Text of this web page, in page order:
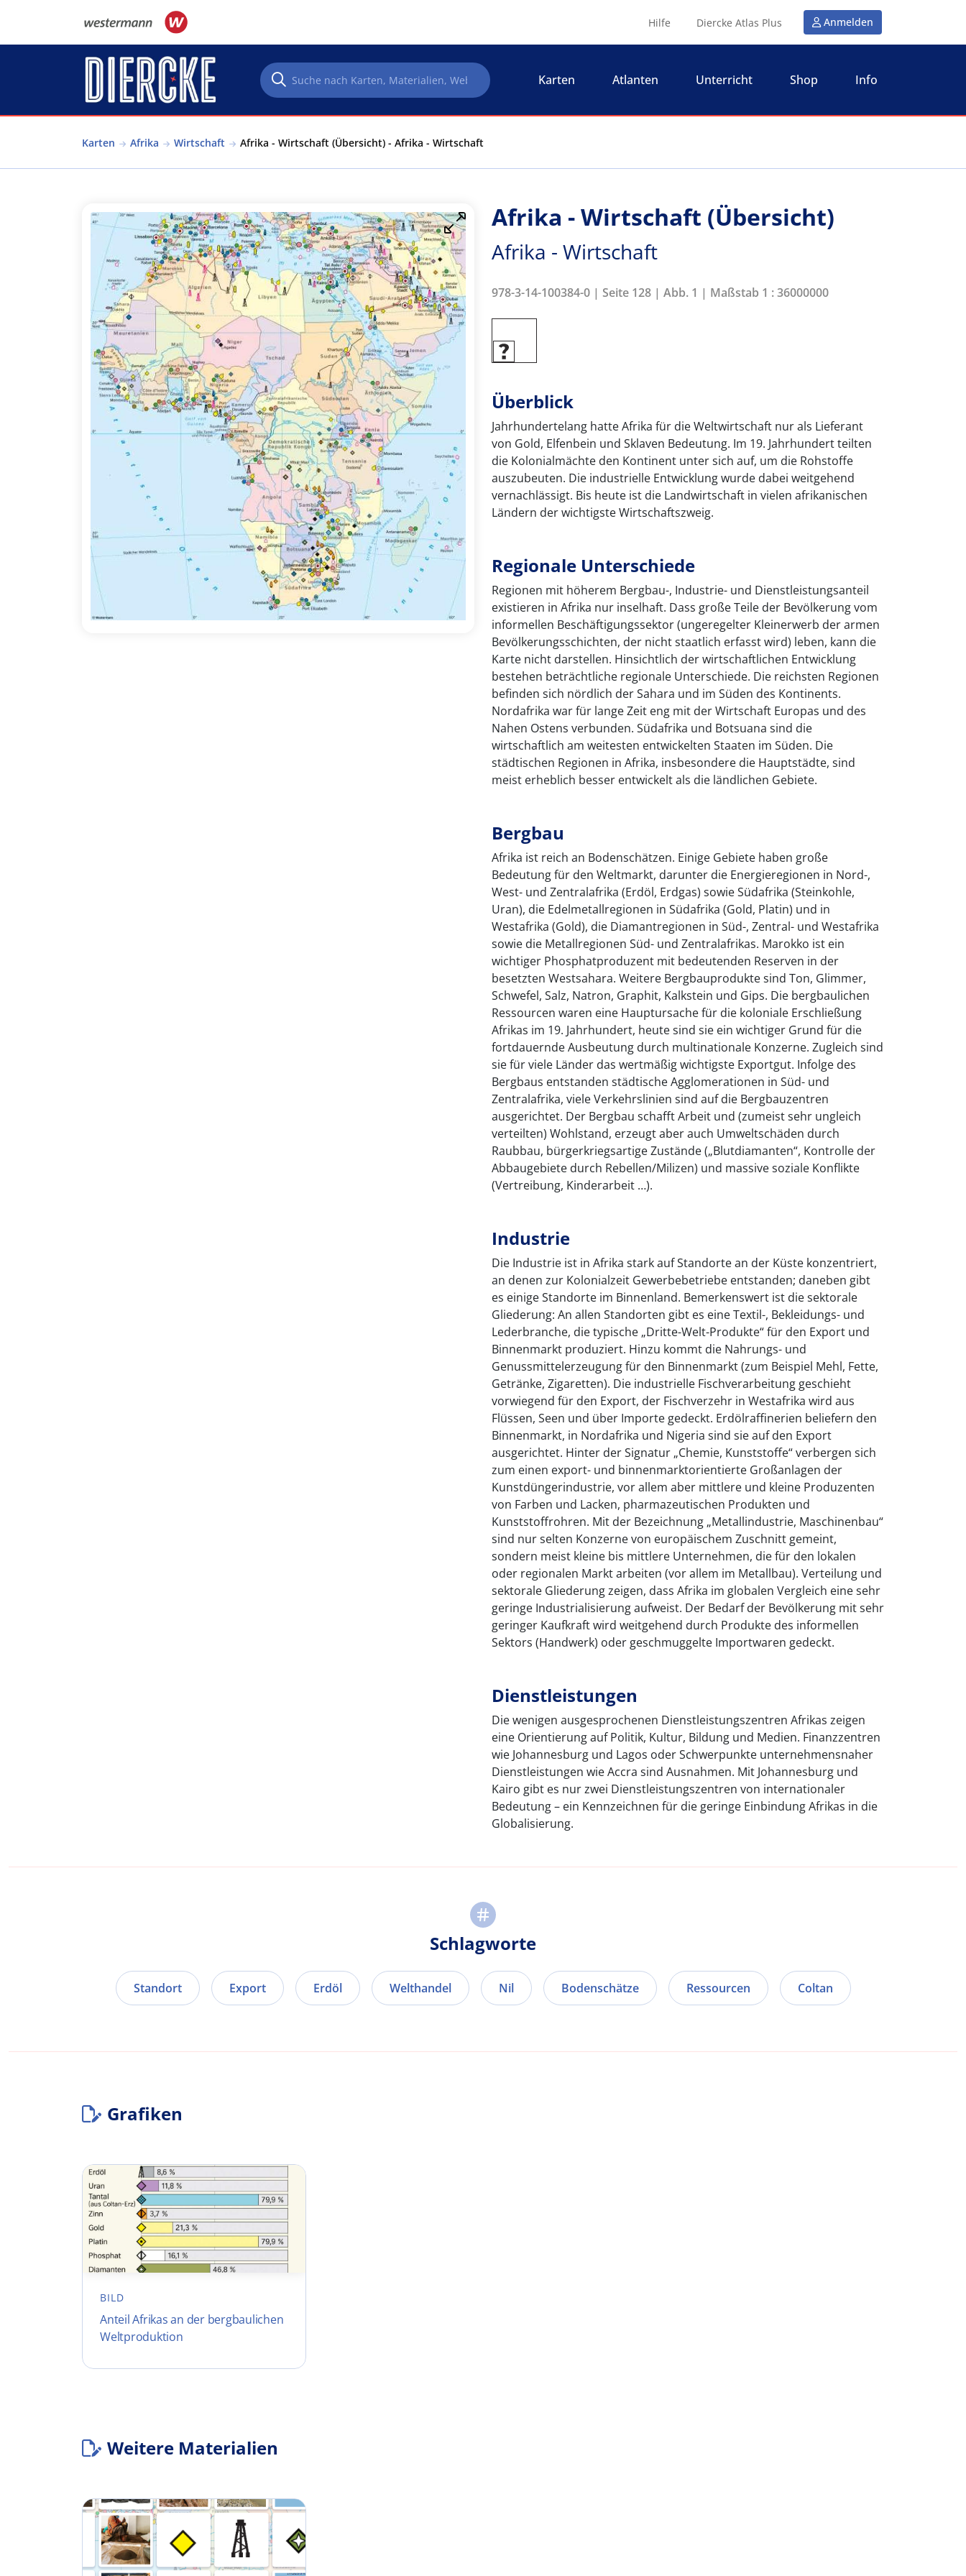
Hilfe Diercke Atlas Plus Anmelden
Karten Atlanten Unterricht Shop Info
Karten Afrika Wirtschaft Afrika - Wirtschaft (Übersicht) - Afrika - Wirtschaft
Afrika - Wirtschaft (Übersicht)
Afrika - Wirtschaft
978-3-14-100384-0 | Seite 128 | Abb. 1 | Maßstab 1 : 36000000
Überblick
Jahrhundertelang hatte Afrika für die Weltwirtschaft nur als Lieferant
von Gold, Elfenbein und Sklaven Bedeutung. Im 19. Jahrhundert teilten
die Kolonialmächte den Kontinent unter sich auf, um die Rohstoffe
auszubeuten. Die industrielle Entwicklung wurde dabei weitgehend
vernachlässigt. Bis heute ist die Landwirtschaft in vielen afrikanischen
Ländern der wichtigste Wirtschaftszweig.
Regionale Unterschiede
Regionen mit höherem Bergbau-, Industrie- und Dienstleistungsanteil
existieren in Afrika nur inselhaft. Dass große Teile der Bevölkerung vom
informellen Beschäftigungssektor (ungeregelter Kleinerwerb der armen
Bevölkerungsschichten, der nicht staatlich erfasst wird) leben, kann die
Karte nicht darstellen. Hinsichtlich der wirtschaftlichen Entwicklung
bestehen beträchtliche regionale Unterschiede. Die reichsten Regionen
befinden sich nördlich der Sahara und im Süden des Kontinents.
Nordafrika war für lange Zeit eng mit der Wirtschaft Europas und des
Nahen Ostens verbunden. Südafrika und Botsuana sind die
wirtschaftlich am weitesten entwickelten Staaten im Süden. Die
städtischen Regionen in Afrika, insbesondere die Hauptstädte, sind
meist erheblich besser entwickelt als die ländlichen Gebiete.
Bergbau
Afrika ist reich an Bodenschätzen. Einige Gebiete haben große
Bedeutung für den Weltmarkt, darunter die Energieregionen in Nord-,
West- und Zentralafrika (Erdöl, Erdgas) sowie Südafrika (Steinkohle,
Uran), die Edelmetallregionen in Südafrika (Gold, Platin) und in
Westafrika (Gold), die Diamantregionen in Süd-, Zentral- und Westafrika
sowie die Metallregionen Süd- und Zentralafrikas. Marokko ist ein
wichtiger Phosphatproduzent mit bedeutenden Reserven in der
besetzten Westsahara. Weitere Bergbauprodukte sind Ton, Glimmer,
Schwefel, Salz, Natron, Graphit, Kalkstein und Gips. Die bergbaulichen
Ressourcen waren eine Hauptursache für die koloniale Erschließung
Afrikas im 19. Jahrhundert, heute sind sie ein wichtiger Grund für die
fortdauernde Ausbeutung durch multinationale Konzerne. Zugleich sind
sie für viele Länder das wertmäßig wichtigste Exportgut. Infolge des
Bergbaus entstanden städtische Agglomerationen in Süd- und
Zentralafrika, viele Verkehrslinien sind auf die Bergbauzentren
ausgerichtet. Der Bergbau schafft Arbeit und (zumeist sehr ungleich
verteilten) Wohlstand, erzeugt aber auch Umweltschäden durch
Raubbau, bürgerkriegsartige Zustände („Blutdiamanten“, Kontrolle der
Abbaugebiete durch Rebellen/Milizen) und massive soziale Konflikte
(Vertreibung, Kinderarbeit …).
Industrie
Die Industrie ist in Afrika stark auf Standorte an der Küste konzentriert,
an denen zur Kolonialzeit Gewerbebetriebe entstanden; daneben gibt
es einige Standorte im Binnenland. Bemerkenswert ist die sektorale
Gliederung: An allen Standorten gibt es eine Textil-, Bekleidungs- und
Lederbranche, die typische „Dritte-Welt-Produkte“ für den Export und
Binnenmarkt produziert. Hinzu kommt die Nahrungs- und
Genussmittelerzeugung für den Binnenmarkt (zum Beispiel Mehl, Fette,
Getränke, Zigaretten). Die industrielle Fischverarbeitung geschieht
vorwiegend für den Export, der Fischverzehr in Westafrika wird aus
Flüssen, Seen und über Importe gedeckt. Erdölraffinerien beliefern den
Binnenmarkt, in Nordafrika und Nigeria sind sie auf den Export
ausgerichtet. Hinter der Signatur „Chemie, Kunststoffe“ verbergen sich
zum einen export- und binnenmarktorientierte Großanlagen der
Kunstdüngerindustrie, vor allem aber mittlere und kleine Produzenten
von Farben und Lacken, pharmazeutischen Produkten und
Kunststoffrohren. Mit der Bezeichnung „Metallindustrie, Maschinenbau“
sind nur selten Konzerne von europäischem Zuschnitt gemeint,
sondern meist kleine bis mittlere Unternehmen, die für den lokalen
oder regionalen Markt arbeiten (vor allem im Metallbau). Verteilung und
sektorale Gliederung zeigen, dass Afrika im globalen Vergleich eine sehr
geringe Industrialisierung aufweist. Der Bedarf der Bevölkerung mit sehr
geringer Kaufkraft wird weitgehend durch Produkte des informellen
Sektors (Handwerk) oder geschmuggelte Importwaren gedeckt.
Dienstleistungen
Die wenigen ausgesprochenen Dienstleistungszentren Afrikas zeigen
eine Orientierung auf Politik, Kultur, Bildung und Medien. Finanzzentren
wie Johannesburg und Lagos oder Schwerpunkte unternehmensnaher
Dienstleistungen wie Accra sind Ausnahmen. Mit Johannesburg und
Kairo gibt es nur zwei Dienstleistungszentren von internationaler
Bedeutung – ein Kennzeichnen für die geringe Einbindung Afrikas in die
Globalisierung.
Schlagworte
Standort Export Erdöl Welthandel Nil Bodenschätze Ressourcen Coltan
Grafiken
BILD
Anteil Afrikas an der bergbaulichen
Weltproduktion
Weitere Materialien